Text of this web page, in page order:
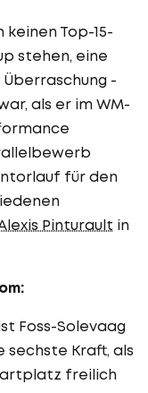
Top-15-
stehen, eine
-
als er im WM-
für den
Pinturault in
Foss-Solevaag
sechste Kraft, als
freilich